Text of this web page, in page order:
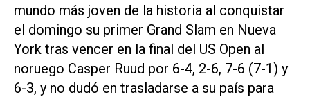
mundo más joven de la historia al conquistar
el domingo su primer Grand Slam en Nueva
York tras vencer en la final del US Open al
noruego Casper Ruud por 6-4, 2-6, 7-6 (7-1) y
6-3, y no dudó en trasladarse a su país para